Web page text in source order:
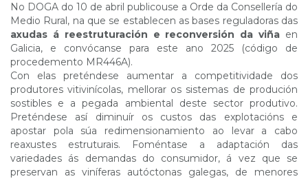
No DOGA do 10 de abril publicouse a Orde da Consellería do
Medio Rural, na que se establecen as bases reguladoras das
axudas á reestruturación e reconversión da viña en
Galicia, e convócanse para este ano 2025 (código de
procedemento MR446A).
Con elas preténdese aumentar a competitividade dos
produtores vitivinícolas, mellorar os sistemas de produción
sostibles e a pegada ambiental deste sector produtivo.
Preténdese así diminuír os custos das explotacións e
apostar pola súa redimensionamiento ao levar a cabo
reaxustes estruturais. Foméntase a adaptación das
variedades ás demandas do consumidor, á vez que se
preservan as viníferas autóctonas galegas, de menores